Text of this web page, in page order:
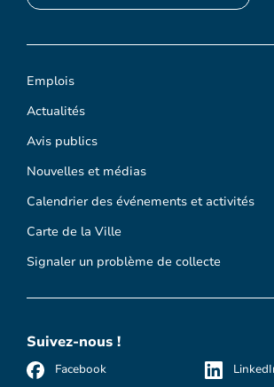
Emplois
Actualités
Avis publics
Nouvelles et médias
Calendrier des événements et activités
Carte de la Ville
Signaler un problème de collecte
Suivez-nous !
Facebook